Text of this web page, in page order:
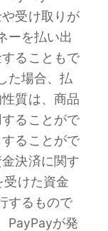
受け取りが
ーを払い出
ることもで
た場合、払
質は、商品
ることがで
ることがで
決済に関す
受けた資金
するもので
PayPayが発